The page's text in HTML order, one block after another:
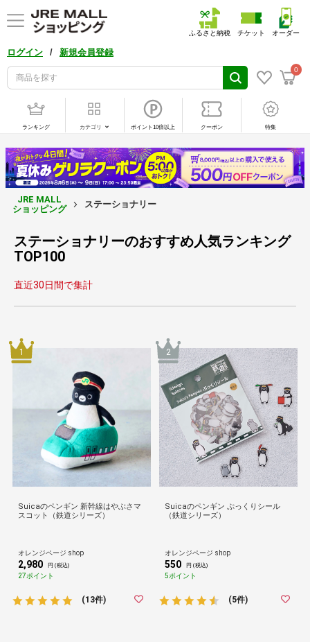
ログイン / 新規会員登録
0
ふるさと納税 チケット オーダー
ランキング カテゴリ ポイント10倍以上 クーポン 特集
JRE MALL
ショッピング
ステーショナリー
ステーショナリーのおすすめ人気ランキング
TOP100
直近30日間で集計
1
Suicaのペンギン 新幹線はやぶさマ
スコット（鉄道シリーズ）
オレンジページ shop
2,980 円 (税込)
27ポイント
(13件)
2
Suicaのペンギン ぷっくりシール
（鉄道シリーズ）
オレンジページ shop
550 円 (税込)
5ポイント
(5件)